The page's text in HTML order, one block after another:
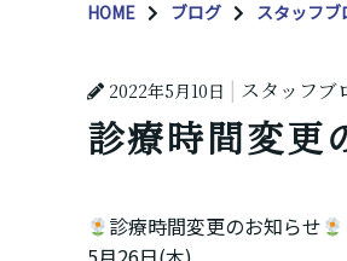
HOME ブログ スタッフブ
2022年5月10日 スタッフブ
診療時間変更
診療時間変更のお知らせ